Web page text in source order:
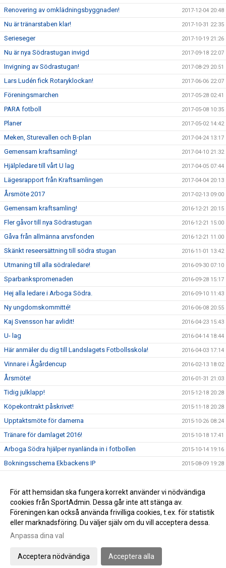
Renovering av omklädningsbyggnaden! 2017-12-04 20:48
Nu är tränarstaben klar! 2017-10-31 22:35
Serieseger 2017-10-19 21:26
Nu är nya Södrastugan invigd 2017-09-18 22:07
Invigning av Södrastugan! 2017-08-29 20:51
Lars Ludén fick Rotaryklockan! 2017-06-06 22:07
Föreningsmarchen 2017-05-28 02:41
PARA fotboll 2017-05-08 10:35
Planer 2017-05-02 14:42
Meken, Sturevallen och B-plan 2017-04-24 13:17
Gemensam kraftsamling! 2017-04-10 21:32
Hjälpledare till vårt U lag 2017-04-05 07:44
Lägesrapport från Kraftsamlingen 2017-04-04 20:13
Årsmöte 2017 2017-02-13 09:00
Gemensam kraftsamling! 2016-12-21 20:15
Fler gåvor till nya Södrastugan 2016-12-21 15:00
Gåva från allmänna arvsfonden 2016-12-21 11:00
Skänkt reseersättning till södra stugan 2016-11-01 13:42
Utmaning till alla södraledare! 2016-09-30 07:10
Sparbankspromenaden 2016-09-28 15:17
Hej alla ledare i Arboga Södra. 2016-09-10 11:43
Ny ungdomskommitté! 2016-06-08 20:55
Kaj Svensson har avlidit! 2016-04-23 15:43
U- lag 2016-04-14 18:44
Här anmäler du dig till Landslagets Fotbollsskola! 2016-04-03 17:14
Vinnare i Ågårdencup 2016-02-13 18:02
Årsmöte! 2016-01-31 21:03
Tidig julklapp! 2015-12-18 20:28
Köpekontrakt påskrivet! 2015-11-18 20:28
Upptaktsmöte för damerna 2015-10-26 08:24
Tränare för damlaget 2016! 2015-10-18 17:41
Arboga Södra hjälper nyanlända in i fotbollen 2015-10-14 19:16
Bokningsschema Ekbackens IP 2015-08-09 19:28
Arboga Södra sörjer! 2015-06-21 22:38
Landslagets fotbollsskola 2015 2015-06-18 07:49
Gå till Webbversion
För att hemsidan ska fungera korrekt använder vi nödvändiga
cookies från SportAdmin. Dessa går inte att stänga av.
Föreningen kan också använda frivilliga cookies, t.ex. för statistik
eller marknadsföring. Du väljer själv om du vill acceptera dessa.
Anpassa dina val
Acceptera nödvändiga Acceptera alla